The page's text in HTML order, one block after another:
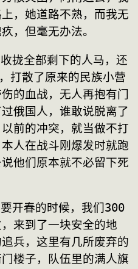
，她道路不熟，而我无
，但毫无办法。
全部剩下的人马，还
打散了原来的民族小营
的血战，无人再抱有门
俄国人，谁敢说脱离了
前的冲突，就当做不打
人在战斗刚爆发时就跑
他们原本就不必留下死
春的时候，我们300
来到了一块安全的地
兵，这里有几所废弃的
楼子，队伍里的满人旗